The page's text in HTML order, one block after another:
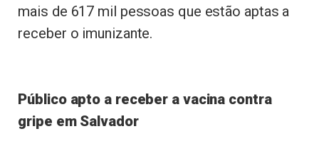
mais de 617 mil pessoas que estão aptas a
receber o imunizante.
Público apto a receber a vacina contra
gripe em Salvador